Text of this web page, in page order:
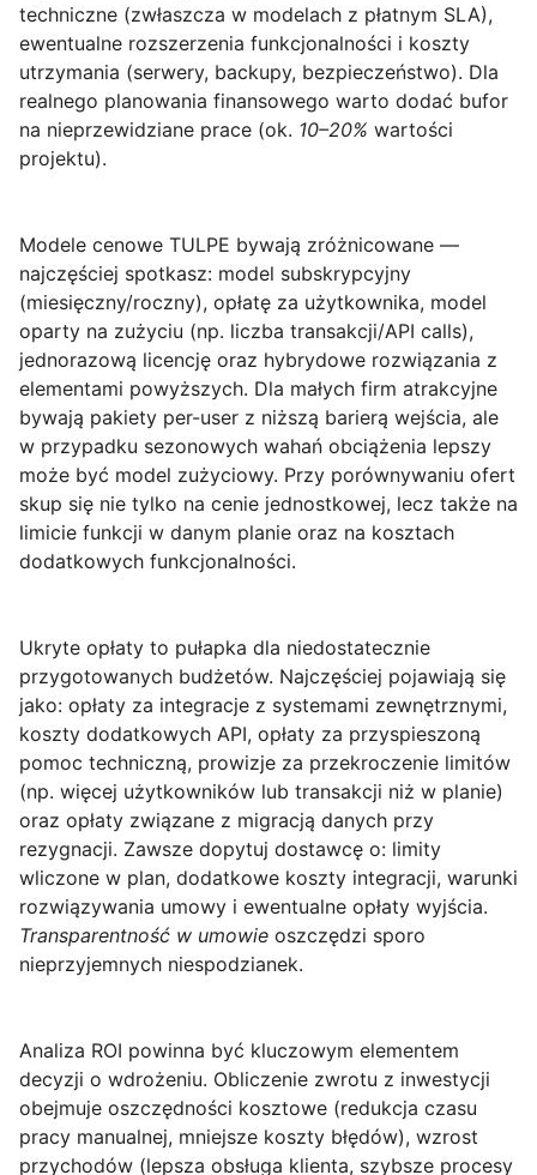
techniczne (zwłaszcza w modelach z płatnym SLA),
ewentualne rozszerzenia funkcjonalności i koszty
utrzymania (serwery, backupy, bezpieczeństwo). Dla
realnego planowania finansowego warto dodać bufor
na nieprzewidziane prace (ok. 10–20% wartości
projektu).
Modele cenowe TULPE bywają zróżnicowane —
najczęściej spotkasz: model subskrypcyjny
(miesięczny/roczny), opłatę za użytkownika, model
oparty na zużyciu (np. liczba transakcji/API calls),
jednorazową licencję oraz hybrydowe rozwiązania z
elementami powyższych. Dla małych firm atrakcyjne
bywają pakiety per-user z niższą barierą wejścia, ale
w przypadku sezonowych wahań obciążenia lepszy
może być model zużyciowy. Przy porównywaniu ofert
skup się nie tylko na cenie jednostkowej, lecz także na
limicie funkcji w danym planie oraz na kosztach
dodatkowych funkcjonalności.
Ukryte opłaty to pułapka dla niedostatecznie
przygotowanych budżetów. Najczęściej pojawiają się
jako: opłaty za integracje z systemami zewnętrznymi,
koszty dodatkowych API, opłaty za przyspieszoną
pomoc techniczną, prowizje za przekroczenie limitów
(np. więcej użytkowników lub transakcji niż w planie)
oraz opłaty związane z migracją danych przy
rezygnacji. Zawsze dopytuj dostawcę o: limity
wliczone w plan, dodatkowe koszty integracji, warunki
rozwiązywania umowy i ewentualne opłaty wyjścia.
Transparentność w umowie oszczędzi sporo
nieprzyjemnych niespodzianek.
Analiza ROI powinna być kluczowym elementem
decyzji o wdrożeniu. Obliczenie zwrotu z inwestycji
obejmuje oszczędności kosztowe (redukcja czasu
pracy manualnej, mniejsze koszty błędów), wzrost
przychodów (lepsza obsługa klienta, szybsze procesy